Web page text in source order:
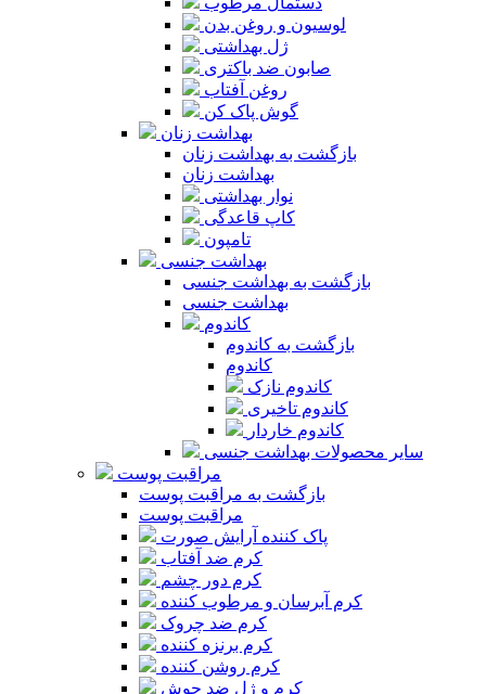
لوسیون و روغن بدن
ژل بهداشتی
صابون ضد باکتری
روغن آفتاب
گوش پاک کن
بهداشت زنان
بازگشت به بهداشت زنان
بهداشت زنان
نوار بهداشتی
کاپ قاعدگی
تامپون
بهداشت جنسی
بازگشت به بهداشت جنسی
بهداشت جنسی
کاندوم
بازگشت به کاندوم
کاندوم
کاندوم نازک
کاندوم تاخیری
کاندوم خاردار
سایر محصولات بهداشت جنسی
مراقبت پوست
بازگشت به مراقبت پوست
مراقبت پوست
پاک کننده آرایش صورت
کرم ضد آفتاب
کرم دور چشم
کرم آبرسان و مرطوب کننده
کرم ضد چروک
کرم برنزه کننده
کرم روشن کننده
کرم و ژل ضد جوش